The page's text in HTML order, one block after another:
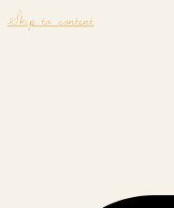
Skip to content